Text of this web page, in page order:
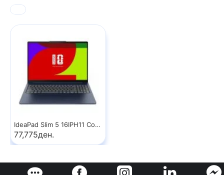
IdeaPad Slim 5 16IPH11 Copilot+ PC
77,775ден.